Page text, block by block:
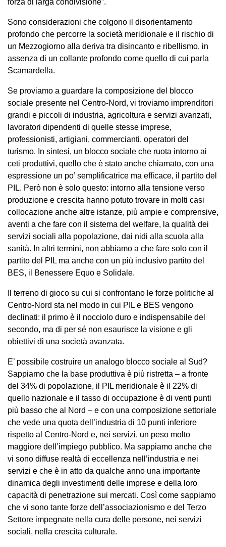
forza di larga condivisione”.
Sono considerazioni che colgono il disorientamento
profondo che percorre la società meridionale e il rischio di
un Mezzogiorno alla deriva tra disincanto e ribellismo, in
assenza di un collante profondo come quello di cui parla
Scamardella.
Se proviamo a guardare la composizione del blocco
sociale presente nel Centro-Nord, vi troviamo imprenditori
grandi e piccoli di industria, agricoltura e servizi avanzati,
lavoratori dipendenti di quelle stesse imprese,
professionisti, artigiani, commercianti, operatori del
turismo. In sintesi, un blocco sociale che ruota intorno ai
ceti produttivi, quello che è stato anche chiamato, con una
espressione un po’ semplificatrice ma efficace, il partito del
PIL. Però non è solo questo: intorno alla tensione verso
produzione e crescita hanno potuto trovare in molti casi
collocazione anche altre istanze, più ampie e comprensive,
aventi a che fare con il sistema del welfare, la qualità dei
servizi sociali alla popolazione, dai nidi alla scuola alla
sanità. In altri termini, non abbiamo a che fare solo con il
partito del PIL ma anche con un più inclusivo partito del
BES, il Benessere Equo e Solidale.
Il terreno di gioco su cui si confrontano le forze politiche al
Centro-Nord sta nel modo in cui PIL e BES vengono
declinati: il primo è il nocciolo duro e indispensabile del
secondo, ma di per sé non esaurisce la visione e gli
obiettivi di una società avanzata.
E’ possibile costruire un analogo blocco sociale al Sud?
Sappiamo che la base produttiva è più ristretta – a fronte
del 34% di popolazione, il PIL meridionale è il 22% di
quello nazionale e il tasso di occupazione è di venti punti
più basso che al Nord – e con una composizione settoriale
che vede una quota dell’industria di 10 punti inferiore
rispetto al Centro-Nord e, nei servizi, un peso molto
maggiore dell’impiego pubblico. Ma sappiamo anche che
vi sono diffuse realtà di eccellenza nell’industria e nei
servizi e che è in atto da qualche anno una importante
dinamica degli investimenti delle imprese e della loro
capacità di penetrazione sui mercati. Così come sappiamo
che vi sono tante forze dell’associazionismo e del Terzo
Settore impegnate nella cura delle persone, nei servizi
sociali, nella crescita culturale.